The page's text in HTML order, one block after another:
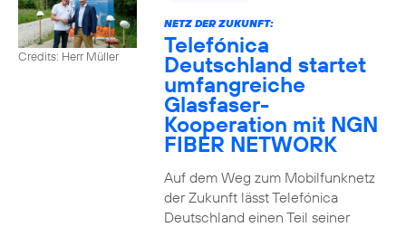
Credits: Herr Müller
NETZ DER ZUKUNFT:
Telefónica
Deutschland startet
umfangreiche
Glasfaser-
Kooperation mit NGN
FIBER NETWORK
Auf dem Weg zum Mobilfunknetz
der Zukunft lässt Telefónica
Deutschland einen Teil seiner